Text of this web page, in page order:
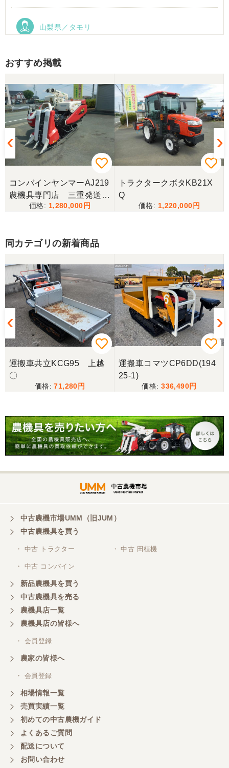
山梨県／タモリ
だきます。ありがとうございました。
山梨県／伊藤明久
引き取りに行くまでに 時間が掛かってしまって
待っていて頂き有り難うございました。
山梨県／樋野進悦
メールの返信がなかったので、残念ですが、こちら
うございました。
山梨県／じん
整備された中古のバインダーを探していて、金額も
だいたい予算内だったのですぐに決めました！ それ
から陸送が可能という所も大きな決め手で、良い買
い物が出来たと非常に満足しております。
山梨県／今井基史
この度は、迅速な対応ありがとうございました。た
だ、メールに記載の配達の受け取りについてタイム
ラグがあり少しとまどいましたので、星をひとつの
山梨県／
迅速丁寧にご対応くださいました。この度はありが
です。
山梨県／井上農場
このたびはお取引ありがとうございました。 梱包も
山梨県／
商談成立の連絡をいたいておりません。
山梨県／中川
このたびは、ありがとうございました。
山梨県／好ちゃん
大変いい商品で草刈り作業で活躍しています
おすすめ掲載
コンバインヤンマーAJ219
農機具専門店 三重発送整
備済み
1,280,000
トラクタークボタKB21X
Q
1,220,000
同カテゴリの新着商品
運搬車共立KCG95 上越
〇
71,280
運搬車コマツCP6DD(194
25-1)
336,490
中古農機市場UMM（旧JUM）
中古農機具を買う
・ 中古 トラクター ・ 中古 田植機
・ 中古 コンバイン
新品農機具を買う
中古農機具を売る
農機具店一覧
農機具店の皆様へ
・ 会員登録
農家の皆様へ
・ 会員登録
相場情報一覧
売買実績一覧
初めての中古農機ガイド
よくあるご質問
配送について
お問い合わせ